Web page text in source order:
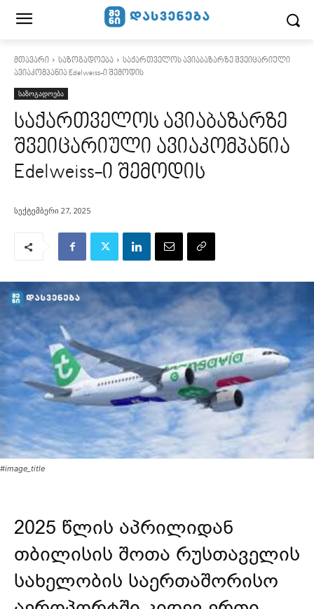
მთავარი საზოგადოება
საქართველოს ავიაბაზარზე შვეიცარიული
ავიაკომპანია Edelweiss-ი შემოდის
საზოგადოება
საქართველოს ავიაბაზარზე
შვეიცარიული ავიაკომპანია
Edelweiss-ი შემოდის
სექტემბერი 27, 2025
#image_title
2025 წლის აპრილიდან
თბილისის შოთა რუსთაველის
სახელობის საერთაშორისო